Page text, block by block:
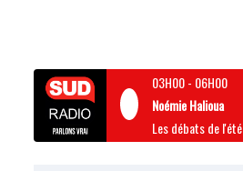
03H00- 06H00
Noémie Halioua
Les débats de l'été